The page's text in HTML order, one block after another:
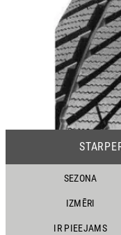
SEZONA
IZMĒRI
IR PIEEJAMS